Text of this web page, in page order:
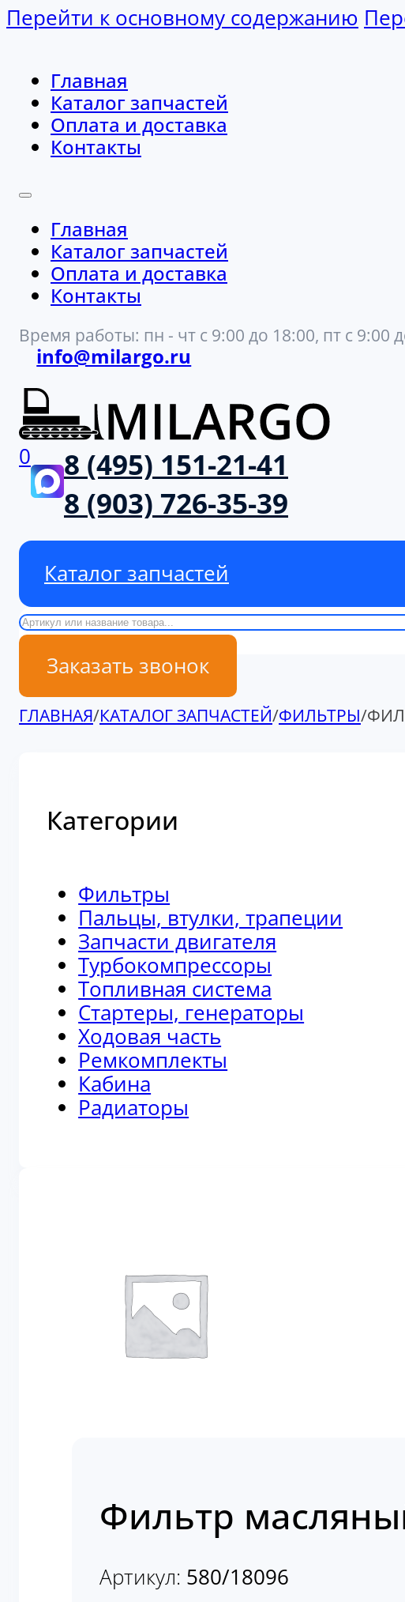
Перейти к основному содержанию
Главная
Каталог запчастей
Оплата и доставка
Контакты
Главная
Каталог запчастей
Оплата и доставка
Контакты
Время работы: пн - чт с 9:00 до 18:00, пт с 9:00
info@milargo.ru
0
8 (495) 151-21-41
8 (903) 726-35-39
Каталог запчастей
Поиск
Заказать звонок
ГЛАВНАЯ/КАТАЛОГ ЗАПЧАСТЕЙ/ФИЛЬТРЫ/
Категории
Фильтры
Пальцы, втулки, трапеции
Запчасти двигателя
Турбокомпрессоры
Топливная система
Стартеры, генераторы
Ходовая часть
Ремкомплекты
Кабина
Радиаторы
Фильтр
Артикул: 580/18096